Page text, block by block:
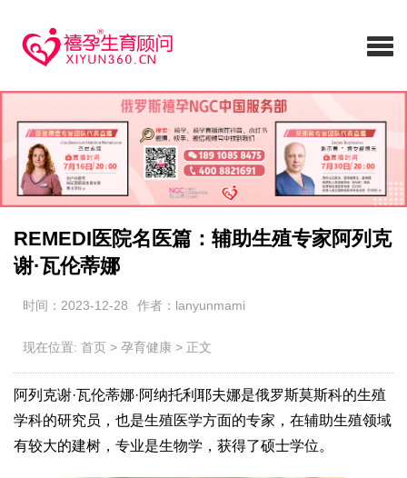
REMEDI医院名医篇：辅助生殖专家阿列克
谢·瓦伦蒂娜
时间：2023-12-28 作者：lanyunmami
现在位置: 首页 > 孕育健康 > 正文
阿列克谢·瓦伦蒂娜·阿纳托利耶夫娜是俄罗斯莫斯科的生殖
学科的研究员，也是生殖医学方面的专家，在辅助生殖领域
有较大的建树，专业是生物学，获得了硕士学位。